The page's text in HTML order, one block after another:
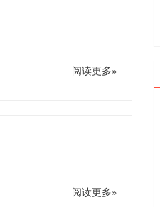
阅读更多»
阅读更多»